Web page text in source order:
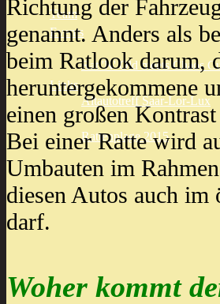
Team
Events
Rat 'N' Old meets Chaos
Altautotreff Saar-Lor-Lux
Rattenplage 2015
Links
Richtung der
genannt. Anders als
beim Ratlook darum,
heruntergekommene
einen großen
Bei einer Ratte wird
Umbauten im
diesen Autos auch
darf.
Woher kommt